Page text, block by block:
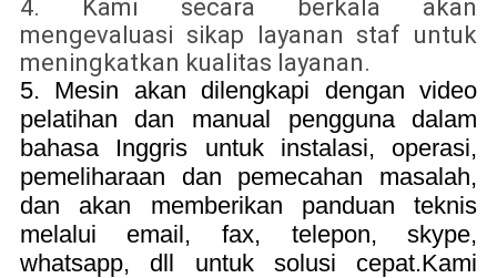
4. Kami secara berkala akan
mengevaluasi sikap layanan staf untuk
meningkatkan kualitas layanan.
5. Mesin akan dilengkapi dengan video
pelatihan dan manual pengguna dalam
bahasa Inggris untuk instalasi, operasi,
pemeliharaan dan pemecahan masalah,
dan akan memberikan panduan teknis
melalui email, fax, telepon, skype,
whatsapp, dll untuk solusi cepat.Kami